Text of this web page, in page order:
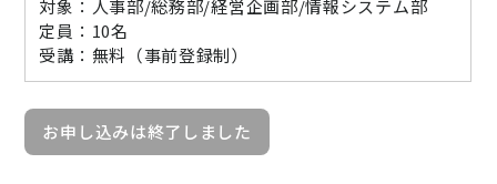
対象：人事部/総務部/経営企画部/情報システム部
定員：10名
受講：無料（事前登録制）
お申し込みは終了しました